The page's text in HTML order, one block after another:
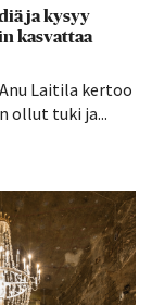
ja kysyy
kasvattaa
Laitila kertoo
ollut tuki ja...